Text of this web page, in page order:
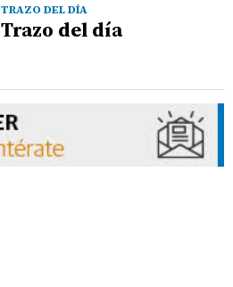
TRAZO DEL DÍA
Trazo del día